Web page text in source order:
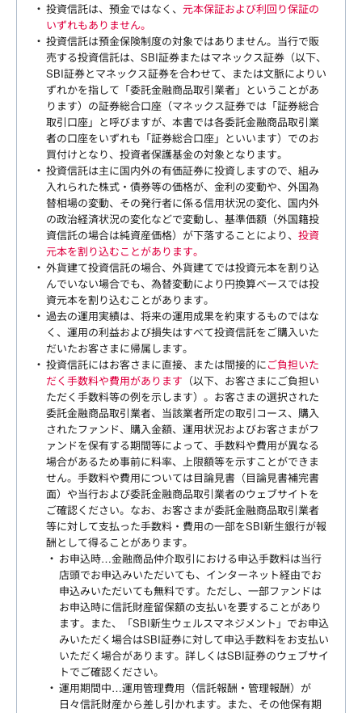
投資信託は、預金ではなく、 元本保証および利回り保証の
いずれもありません。
投資信託は預金保険制度の対象ではありません。当行で販
売する投資信託は、SBI証券またはマネックス証券（以下、
SBI証券とマネックス証券を合わせて、または文脈によりい
ずれかを指して「委託金融商品取引業者」ということがあ
ります）の証券総合口座（マネックス証券では「証券総合
取引口座」と呼びますが、本書では各委託金融商品取引業
者の口座をいずれも「証券総合口座」といいます）でのお
買付けとなり、投資者保護基金の対象となります。
投資信託は主に国内外の有価証券に投資しますので、組み
入れられた株式・債券等の価格が、金利の変動や、外国為
替相場の変動、その発行者に係る信用状況の変化、国内外
の政治経済状況の変化などで変動し、基準価額（外国籍投
資信託の場合は純資産価格）が下落することにより、 投資
元本を割り込むことがあります。
外貨建て投資信託の場合、外貨建てでは投資元本を割り込
んでいない場合でも、為替変動により円換算ベースでは投
資元本を割り込むことがあります。
過去の運用実績は、将来の運用成果を約束するものではな
く、運用の利益および損失はすべて投資信託をご購入いた
だいたお客さまに帰属します。
投資信託にはお客さまに直接、または間接的にご負担いた
だく手数料や費用があります （以下、お客さまにご負担い
ただく手数料等の例を示します）。お客さまの選択された
委託金融商品取引業者、当該業者所定の取引コース、購入
されたファンド、購入金額、運用状況およびお客さまがフ
ァンドを保有する期間等によって、手数料や費用が異なる
場合があるため事前に料率、上限額等を示すことができま
せん。手数料や費用については目論見書（目論見書補完書
面）や当行および委託金融商品取引業者のウェブサイトを
ご確認ください。なお、お客さまが委託金融商品取引業者
等に対して支払った手数料・費用の一部をSBI新生銀行が報
酬として得ることがあります。
お申込時…金融商品仲介取引における申込手数料は当行
店頭でお申込みいただいても、インターネット経由でお
申込みいただいても無料です。ただし、一部ファンドは
お申込時に信託財産留保額の支払いを要することがあり
ます。また、「SBI新生ウェルスマネジメント」でお申込
みいただく場合はSBI証券に対して申込手数料をお支払い
いただく場合があります。詳しくはSBI証券のウェブサイ
トでご確認ください。
運用期間中…運用管理費用（信託報酬・管理報酬）が
日々信託財産から差し引かれます。また、その他保有期